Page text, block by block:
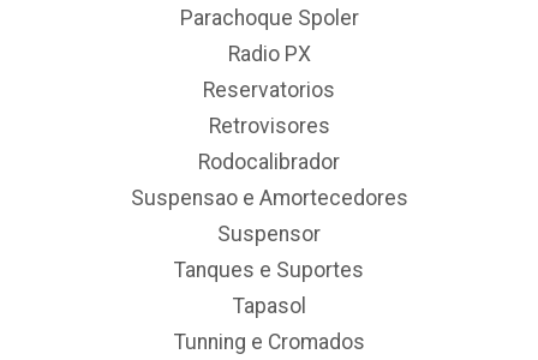
Parachoque Spoler
Radio PX
Reservatorios
Retrovisores
Rodocalibrador
Suspensao e Amortecedores
Suspensor
Tanques e Suportes
Tapasol
Tunning e Cromados